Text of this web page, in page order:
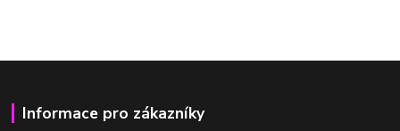
Informace pro zákazníky